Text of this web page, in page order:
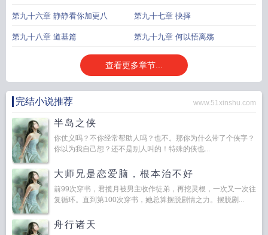
第九十六章 静静看你加更八 第九十七章 抉择
第九十八章 道基篇 第九十九章 何以悟离殇
查看更多章节...
完结小说推荐 www.51xinshu.com
半岛之侠
你仗义吗？不你经常帮助人吗？也不。那你为什么带了个侠字？
你以为我自己想？还不是别人叫的！特殊的侠也...
大师兄是恋爱脑，根本治不好
前99次穿书，君揽月被男主收作徒弟，再挖灵根，一次又一次往
复循环。直到第100次穿书，她总算摆脱剧情之力。摆脱剧...
舟行诸天